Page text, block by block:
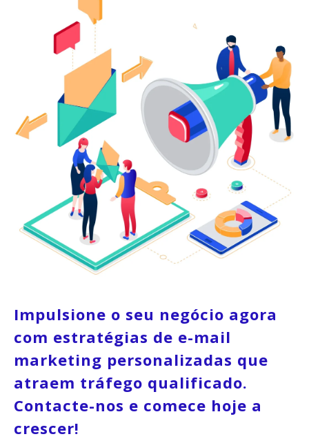
Impulsione o seu negócio agora
com estratégias de e-mail
marketing personalizadas que
atraem tráfego qualificado.
Contacte-nos e comece hoje a
crescer!